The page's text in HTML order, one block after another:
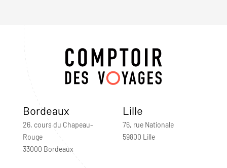
Bordeaux
26, cours du Chapeau-
Rouge
33000 Bordeaux
Lille
76, rue Nationale
59800 Lille